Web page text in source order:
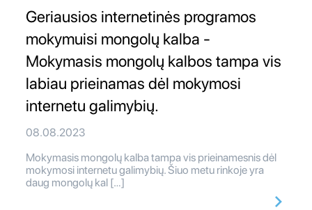
Geriausios internetinės programos
mokymuisi mongolų kalba -
Mokymasis mongolų kalbos tampa vis
labiau prieinamas dėl mokymosi
internetu galimybių.
08.08.2023
Mokymasis mongolų kalba tampa vis prieinamesnis dėl
mokymosi internetu galimybių. Šiuo metu rinkoje yra
daug mongolų kal […]